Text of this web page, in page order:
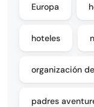
Europa
hoteles
organización
padres